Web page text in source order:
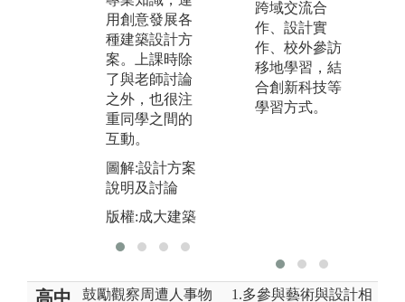
用創意發展各
種建築設計方
案。上課時除
了與老師討論
之外，也很注
重同學之間的
互動。
圖解:設計方案
說明及討論
版權:成大建築
種工作營，或
是校外的構築
活動。
圖解:校外構築
活動
跨域交流合
作、設計實
作、校外參訪
移地學習，結
合創新科技等
學習方式。
高中 鼓勵觀察周遭人事物 1.多參與藝術與設計相